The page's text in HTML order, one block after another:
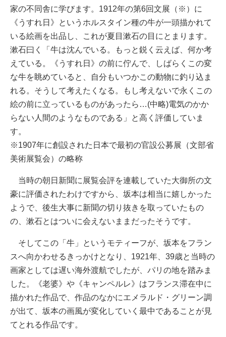
家の不同舎に学びます。1912年の第6回文展（※）に
《うすれ日》というホルスタイン種の牛が一頭描かれて
いる絵画を出品し、これが夏目漱石の目にとまります。
漱石曰く「牛は沈んでいる。もっと鋭く云えば、何か考
えている。《うすれ日》の前に佇んで、しばらくこの変
な牛を眺めていると、自分もいつかこの動物に釣り込ま
れる。そうして考えたくなる。もし考えないで永くこの
絵の前に立っているものがあったら…(中略)電気のかか
らない人間のようなものである」と高く評価していま
す。
※1907年に創設された日本で最初の官設公募展（文部省
美術展覧会）の略称
当時の朝日新聞に展覧会評を連載していた大御所の文
豪に評価されたわけですから、坂本は相当に嬉しかった
ようで、後生大事に新聞の切り抜きを取っていたもの
の、漱石とはついに会えないままだったそうです。
そしてこの「牛」というモティーフが、坂本をフラン
スへ向かわせるきっかけとなり、1921年、39歳と当時の
画家としては遅い海外渡航でしたが、パリの地を踏みま
した。《老婆》や《キャンペルレ》はフランス滞在中に
描かれた作品で、作品のなかにエメラルド・グリーン調
が出て、坂本の画風が変化していく最中であることが見
てとれる作品です。